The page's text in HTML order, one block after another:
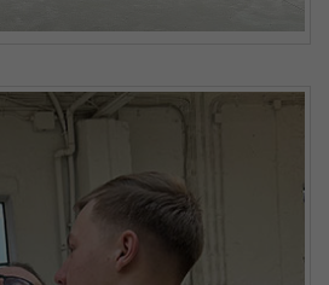
is doing. The data collected including
visitors, the source where they
form.